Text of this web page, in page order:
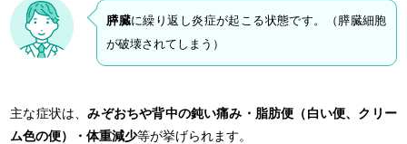
膵臓に繰り返し炎症が起こる状態です。（膵臓細胞
が破壊されてしまう）
主な症状は、みぞおちや背中の鈍い痛み・脂肪便（白い便、クリー
ム色の便）・体重減少等が挙げられます。